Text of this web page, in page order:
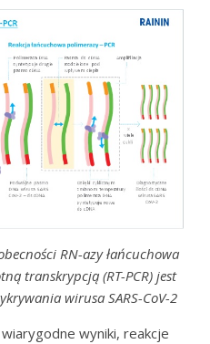
RN-azy łańcuchowa
transkrypcją (RT-PCR) jest
wirusa SARS-CoV-2
wyniki, reakcje